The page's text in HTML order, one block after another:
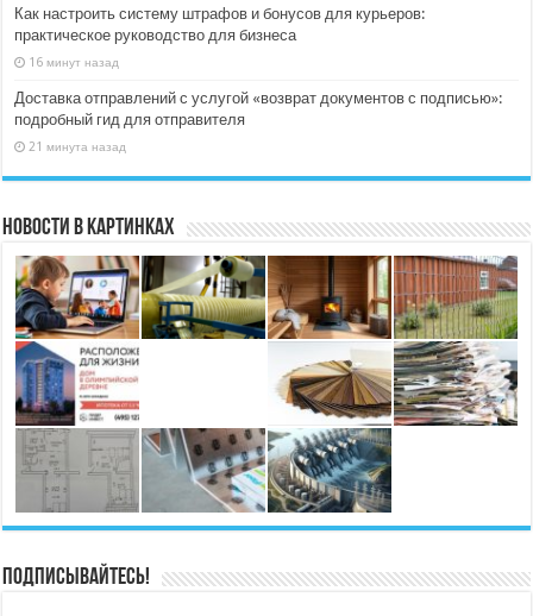
Как настроить систему штрафов и бонусов для курьеров:
практическое руководство для бизнеса
16 минут назад
Доставка отправлений с услугой «возврат документов с подписью»:
подробный гид для отправителя
21 минута назад
Новости в картинках
Подписывайтесь!